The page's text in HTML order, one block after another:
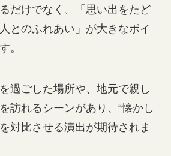
だけでなく、「思い出をたど
とのふれあい」が大きなポイ
。
過ごした場所や、地元で親し
訪れるシーンがあり、“懐かし
対比させる演出が期待されま